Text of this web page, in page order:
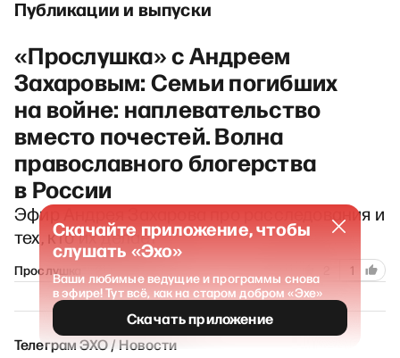
Публикации и выпуски
«Прослушка» с Андреем
Захаровым: Семьи погибших
на войне: наплевательство
вместо почестей. Волна
православного блогерства
в России
Эфир Андрея Захарова про расследования и
тех, кто их делает
Прослушка 1
Скачайте приложение, чтобы
слушать «Эхо»
Ваши любимые ведущие и программы снова
в эфире! Тут всё, как на старом добром «Эхе»
Скачать приложение
Телеграм ЭХО / Новости